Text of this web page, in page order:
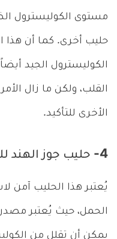
مستوى الكوليسترول
حليب أخرى. كما أن هذا
الكوليسترول الجيد
القلب، ولكن ما زال
الأخرى للتأكيد.
4- حليب جوز الهند للحامل
يُعتبر هذا الحليب آمن
الحمل، حيث يُعتبر
يمكن أن تقلل من